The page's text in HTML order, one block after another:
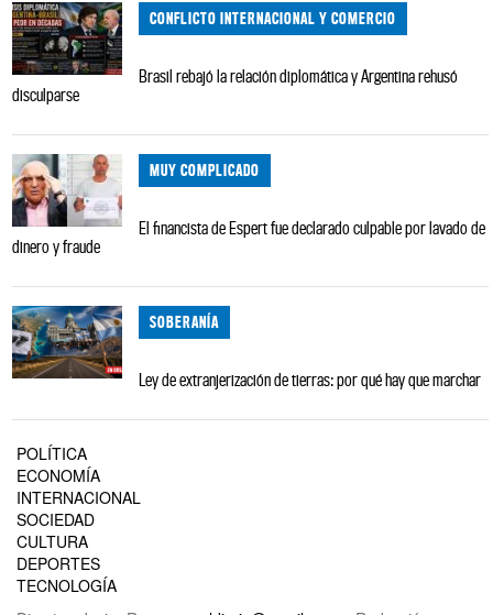
CONFLICTO INTERNACIONAL Y COMERCIO
Brasil rebajó la relación diplomática y Argentina rehusó
disculparse
MUY COMPLICADO
El financista de Espert fue declarado culpable por lavado de
dinero y fraude
SOBERANÍA
Ley de extranjerización de tierras: por qué hay que marchar
POLÍTICA
ECONOMÍA
INTERNACIONAL
SOCIEDAD
CULTURA
DEPORTES
TECNOLOGÍA